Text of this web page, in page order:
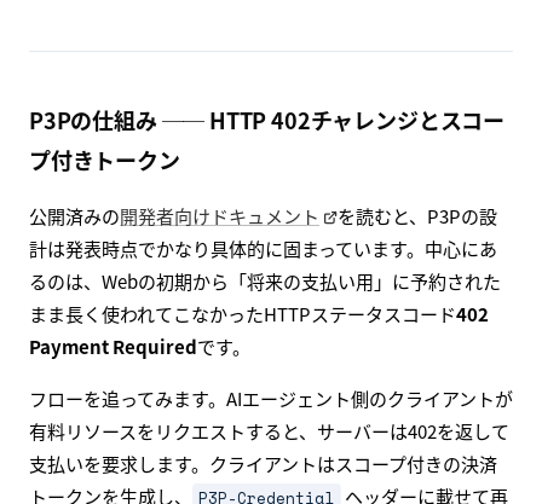
P3Pの仕組み ── HTTP 402チャレンジとスコー
プ付きトークン
公開済みの開発者向けドキュメント
を読むと、P3Pの設
計は発表時点でかなり具体的に固まっています。中心にあ
るのは、Webの初期から「将来の支払い用」に予約された
まま長く使われてこなかったHTTPステータスコード402
Payment Requiredです。
フローを追ってみます。AIエージェント側のクライアントが
有料リソースをリクエストすると、サーバーは402を返して
支払いを要求します。クライアントはスコープ付きの決済
トークンを生成し、
P3P-Credential ヘッダーに載せて再